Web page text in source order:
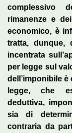
complessivo
rimanenze e
economico, è
tratta, dunque,
incentrata
per legge sul
dell’imponibile
legge, che
deduttiva,
sia di
contraria da